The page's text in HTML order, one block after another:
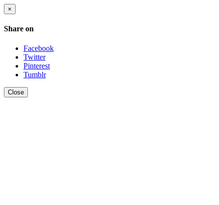
×
Share on
Facebook
Twitter
Pinterest
Tumblr
Close